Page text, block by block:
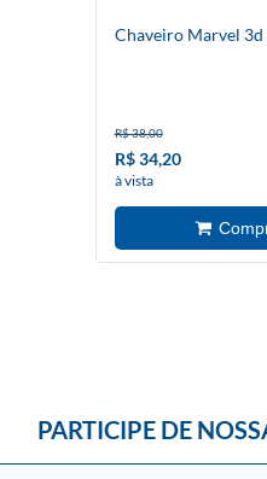
Chaveiro Marvel 3d
R$ 38,00
R$ 34,20
à vista
PARTICIPE DE